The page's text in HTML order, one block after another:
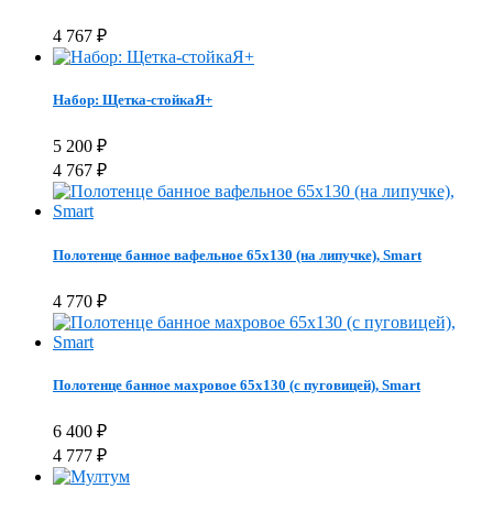
4 767 ₽
Набор: Щетка-стойкаЯ+
5 200 ₽
4 767 ₽
Полотенце банное вафельное 65х130 (на липучке), Smart
4 770 ₽
Полотенце банное махровое 65х130 (с пуговицей), Smart
6 400 ₽
4 777 ₽